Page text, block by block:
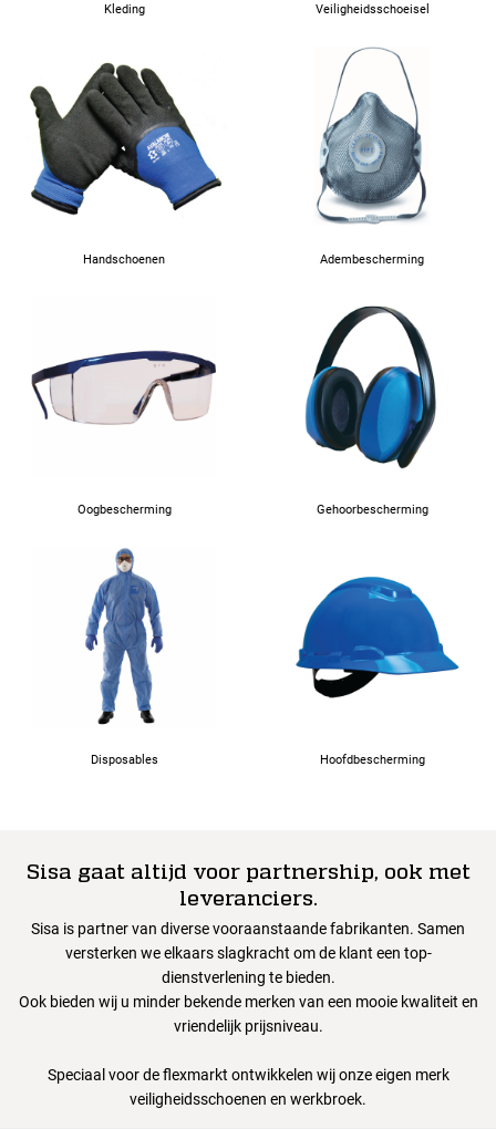
Kleding Veiligheidsschoeisel
Handschoenen Adembescherming
Oogbescherming Gehoorbescherming
Disposables Hoofdbescherming
Sisa gaat altijd voor partnership, ook met
leveranciers.
Sisa is partner van diverse vooraanstaande fabrikanten. Samen
versterken we elkaars slagkracht om de klant een top-
dienstverlening te bieden.
Ook bieden wij u minder bekende merken van een mooie kwaliteit en
vriendelijk prijsniveau.
Speciaal voor de flexmarkt ontwikkelen wij onze eigen merk
veiligheidsschoenen en werkbroek.